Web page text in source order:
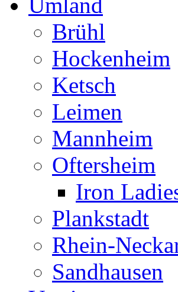
Brühl
Hockenheim
Ketsch
Leimen
Mannheim
Oftersheim
Iron
Plankstadt
Rhein-
Sandhausen